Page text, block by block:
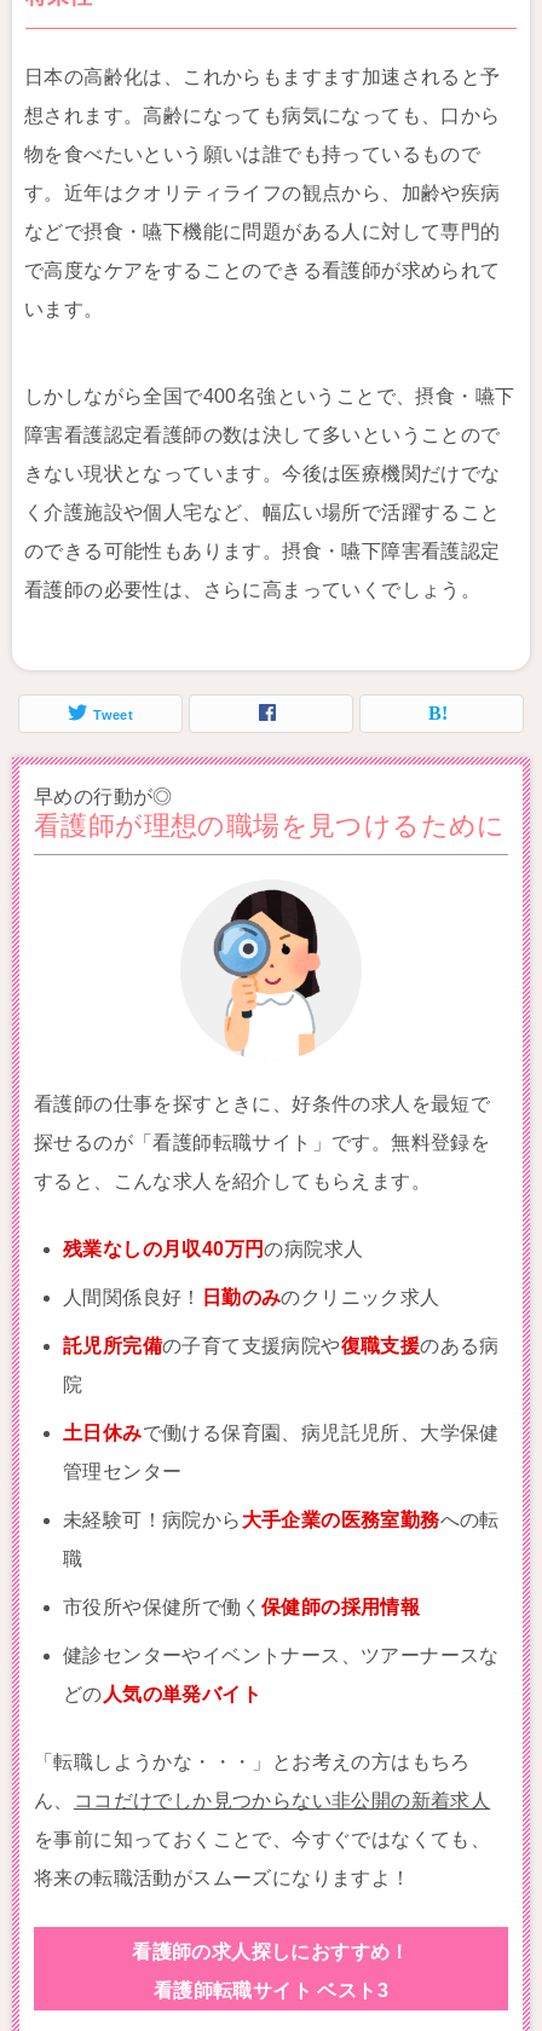
日本の高齢化は、これからもますます加速されると予
想されます。高齢になっても病気になっても、口から
物を食べたいという願いは誰でも持っているもので
す。近年はクオリティライフの観点から、加齢や疾病
などで摂食・嚥下機能に問題がある人に対して専門的
で高度なケアをすることのできる看護師が求められて
います。
しかしながら全国で400名強ということで、摂食・嚥下
障害看護認定看護師の数は決して多いということので
きない現状となっています。今後は医療機関だけでな
く介護施設や個人宅など、幅広い場所で活躍すること
のできる可能性もあります。摂食・嚥下障害看護認定
看護師の必要性は、さらに高まっていくでしょう。
Tweet
早めの行動が◎
看護師が理想の職場を見つけるために
看護師の仕事を探すときに、好条件の求人を最短で
探せるのが「看護師転職サイト」です。無料登録を
すると、こんな求人を紹介してもらえます。
残業なしの月収40万円の病院求人
人間関係良好！ 日勤のみのクリニック求人
託児所完備の子育て支援病院や復職支援のある病
院
土日休みで働ける保育園、病児託児所、大学保健
管理センター
未経験可！病院から 大手企業の医務室勤務への転
職
市役所や保健所で働く 保健師の採用情報
健診センターやイベントナース、ツアーナースな
どの 人気の単発バイト
「転職しようかな・・・」とお考えの方はもちろ
ん、
ココだけでしか見つからない非公開の新着求人
を事前に知っておくことで、今すぐではなくても、
将来の転職活動がスムーズになりますよ！
看護師の求人探しにおすすめ！
看護師転職サイト ベスト3